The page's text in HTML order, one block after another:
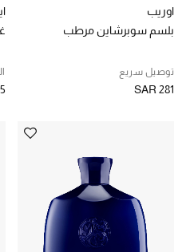
حصريات
الجمال
تعكس توتيمي فن الأناقة السهلة
مصممة لتدوم وتتجاوز صيحات الموسم
تسوقوا توتيمي
اوريب
بلسم سوبرشاين مرطب
توصيل سريع
SAR 281